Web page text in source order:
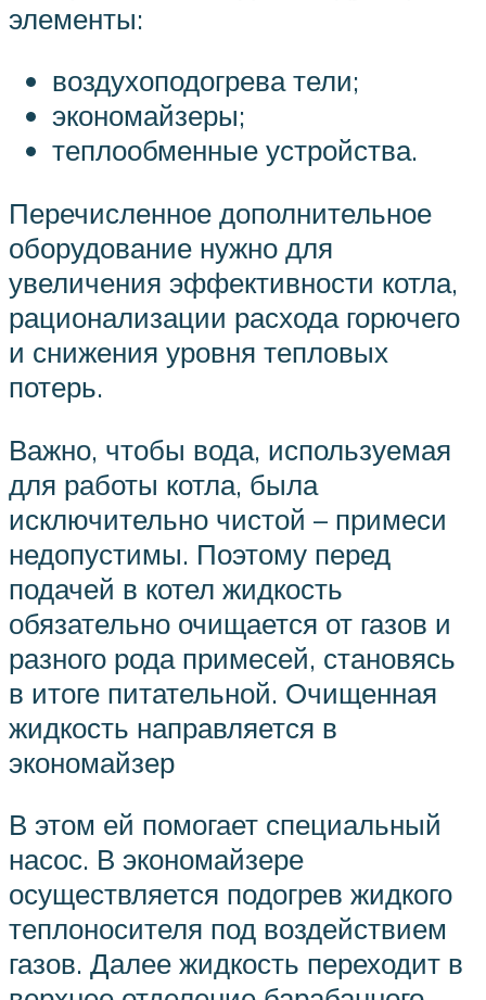
элементы:
воздухоподогрева тели;
экономайзеры;
теплообменные устройства.
Перечисленное дополнительное
оборудование нужно для
увеличения эффективности котла,
рационализации расхода горючего
и снижения уровня тепловых
потерь.
Важно, чтобы вода, используемая
для работы котла, была
исключительно чистой – примеси
недопустимы. Поэтому перед
подачей в котел жидкость
обязательно очищается от газов и
разного рода примесей, становясь
в итоге питательной. Очищенная
жидкость направляется в
экономайзер
В этом ей помогает специальный
насос. В экономайзере
осуществляется подогрев жидкого
теплоносителя под воздействием
газов. Далее жидкость переходит в